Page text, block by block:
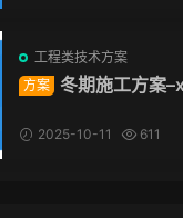
工程类技术方案
方案 冬期施工方案
2025-10-11 611